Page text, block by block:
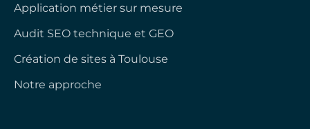
Application métier sur mesure
Audit SEO technique et GEO
Création de sites à Toulouse
Notre approche